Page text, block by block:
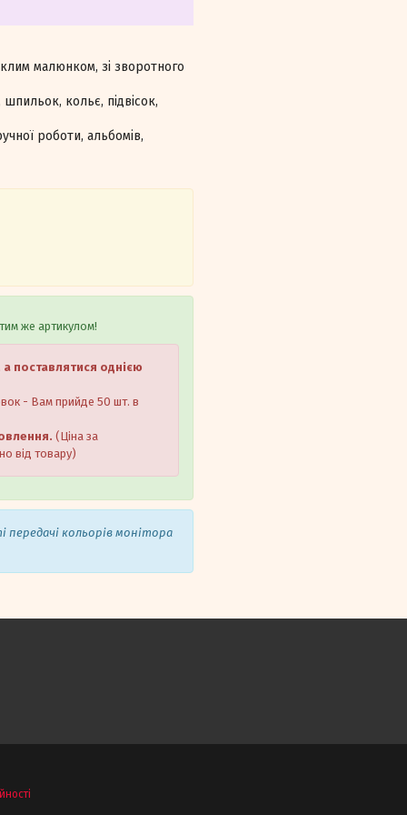
малюнком, зі зворотного
кольє, підвісок,
роботи, альбомів,
же артикулом!
поставлятися однією
- Вам прийде 50 шт. в
(Ціна за
від товару)
передачі кольорів монітора